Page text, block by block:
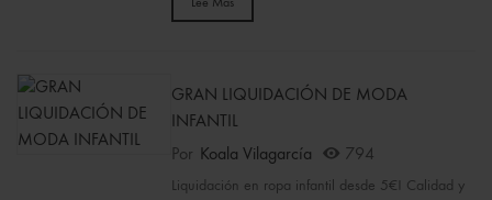
Lee Mas
GRAN LIQUIDACIÓN DE MODA
INFANTIL
Por
Koala Vilagarcía 794
Liquidación en ropa infantil desde 5€! Calidad y